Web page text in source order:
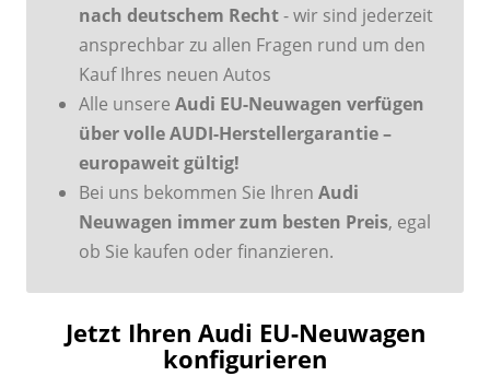
nach deutschem Recht- wir sind jederzeit
ansprechbar zu allen Fragen rund um den
Kauf Ihres neuen Autos
Alle unsere Audi EU-Neuwagen verfügen
über volle AUDI-Herstellergarantie –
europaweit gültig!
Bei uns bekommen Sie Ihren Audi
Neuwagen immer zum besten Preis, egal
ob Sie kaufen oder finanzieren.
Jetzt Ihren Audi EU-Neuwagen
konfigurieren